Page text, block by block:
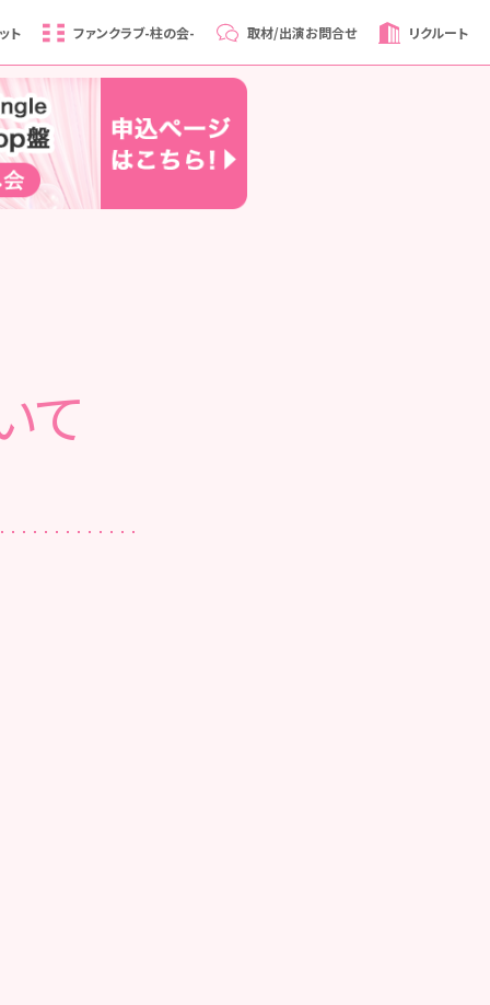
ト ファンクラブ-柱の会- 取材/出演お問合せ リクルート
て